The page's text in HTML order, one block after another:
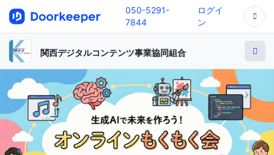
050-5291-
7844
ログイ
ン
関西デジタルコンテンツ事業協同組合